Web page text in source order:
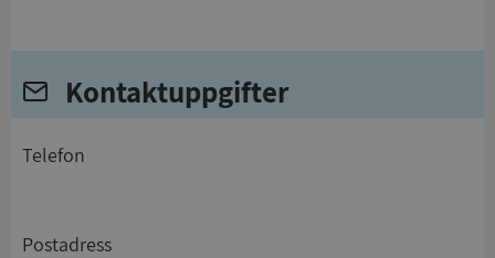
Kontaktuppgifter
telefon
Postadress